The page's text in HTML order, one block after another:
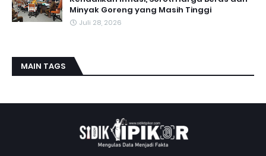
Minyak Goreng yang Masih Tinggi
Juli 28, 2026
MAIN TAGS